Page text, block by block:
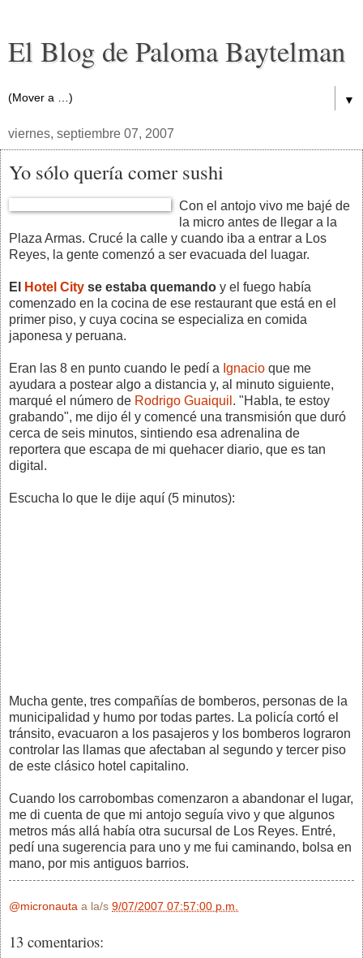
El Blog de Paloma Baytelman
▼
viernes, septiembre 07, 2007
Yo sólo quería comer sushi
Con el antojo vivo me bajé de
la micro antes de llegar a la
Plaza Armas. Crucé la calle y cuando iba a entrar a Los
Reyes, la gente comenzó a ser evacuada del luagar.
El Hotel City se estaba quemando y el fuego había
comenzado en la cocina de ese restaurant que está en el
primer piso, y cuya cocina se especializa en comida
japonesa y peruana.
Eran las 8 en punto cuando le pedí a Ignacio que me
ayudara a postear algo a distancia y, al minuto siguiente,
marqué el número de Rodrigo Guaiquil . "Habla, te estoy
grabando", me dijo él y comencé una transmisión que duró
cerca de seis minutos, sintiendo esa adrenalina de
reportera que escapa de mi quehacer diario, que es tan
digital.
Escucha lo que le dije aquí (5 minutos):
Mucha gente, tres compañías de bomberos, personas de la
municipalidad y humo por todas partes. La policía cortó el
tránsito, evacuaron a los pasajeros y los bomberos lograron
controlar las llamas que afectaban al segundo y tercer piso
de este clásico hotel capitalino.
Cuando los carrobombas comenzaron a abandonar el lugar,
me di cuenta de que mi antojo seguía vivo y que algunos
metros más allá había otra sucursal de Los Reyes. Entré,
pedí una sugerencia para uno y me fui caminando, bolsa en
mano, por mis antiguos barrios.
@micronauta a la/s 9/07/2007 07:57:00 p.m.
13 comentarios: